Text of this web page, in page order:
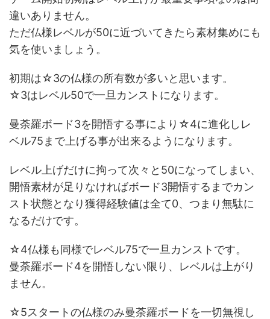
違いありません。
ただ仏様レベルが50に近づいてきたら素材集めにも
気を使いましょう。
初期は☆3の仏様の所有数が多いと思います。
☆3はレベル50で一旦カンストになります。
曼荼羅ボード3を開悟する事により☆4に進化しレ
ベル75まで上げる事が出来るようになります。
レベル上げだけに拘って次々と50になってしまい、
開悟素材が足りなければボード3開悟するまでカン
スト状態となり獲得経験値は全て0、つまり無駄に
なるだけです。
☆4仏様も同様でレベル75で一旦カンストです。
曼荼羅ボード4を開悟しない限り、レベルは上がり
ません。
☆5スタートの仏様のみ曼荼羅ボードを一切無視し